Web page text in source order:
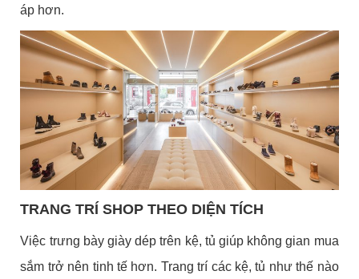
áp hơn.
TRANG TRÍ SHOP THEO DIỆN TÍCH
Việc trưng bày giày dép trên kệ, tủ giúp không gian mua
sắm trở nên tinh tế hơn. Trang trí các kệ, tủ như thế nào